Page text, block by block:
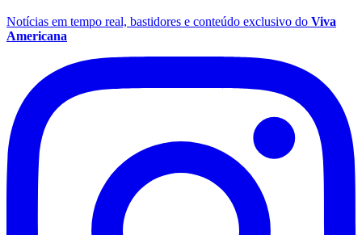
Flamengo
Notícias em tempo real, bastidores e conteúdo exclusivo do Viva
Americana